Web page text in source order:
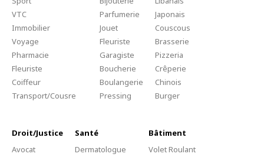
VTC
Immobilier
Voyage
Pharmacie
Fleuriste
Coiffeur
Transport/Cousre
Parfumerie
Jouet
Fleuriste
Garagiste
Boucherie
Boulangerie
Pressing
Japonais
Couscous
Brasserie
Pizzeria
Crêperie
Chinois
Burger
Droit/Justice
Avocat
Santé
Dermatologue
Bâtiment
Volet Roulant